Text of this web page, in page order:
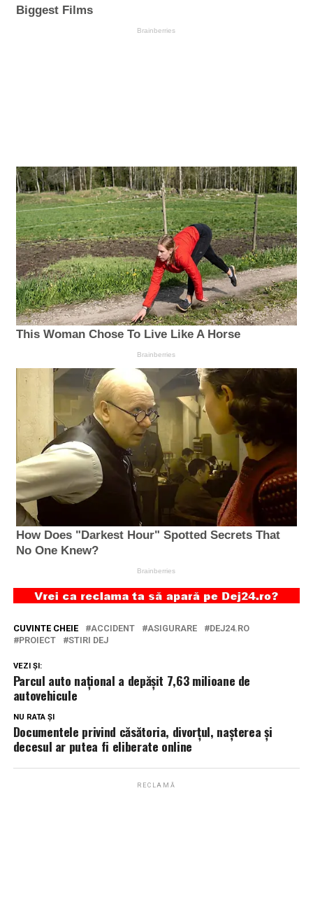
CUVINTE CHEIE ACCIDENT ASIGURARE
DEJ24.RO
PROIECT
STIRI DEJ
VEZI ȘI:
Parcul auto național a depășit 7,63 milioane de
autovehicule
NU RATA ȘI
Documentele privind căsătoria, divorţul, naşterea şi
decesul ar putea fi eliberate online
RECLAMĂ